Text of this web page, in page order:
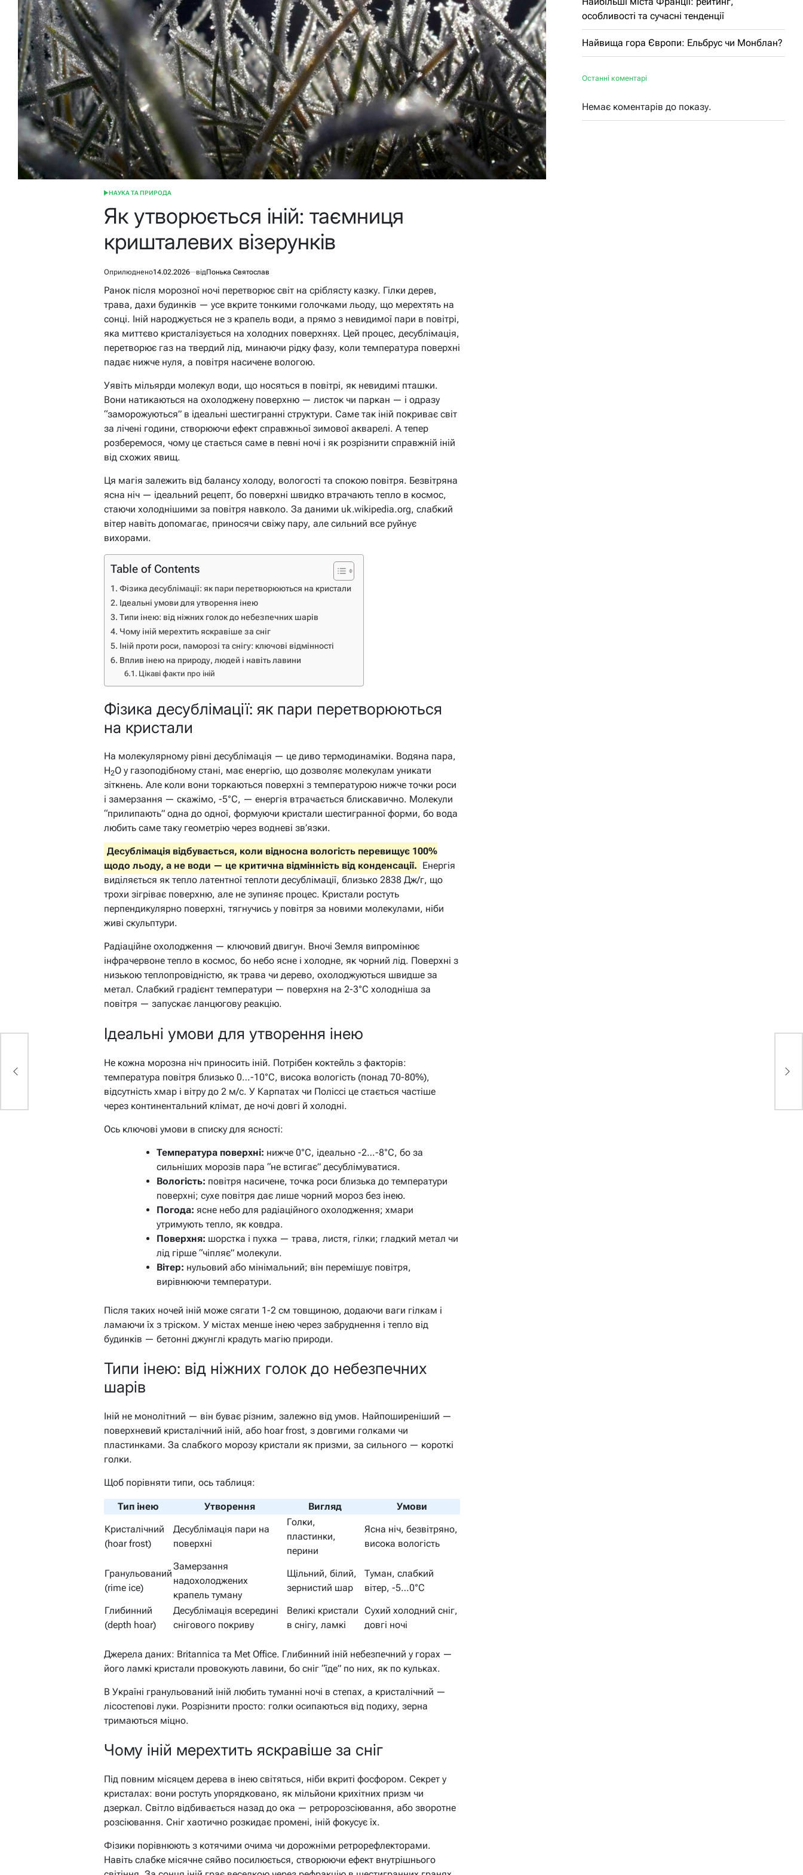
ОПУБЛІКУВАТИ
НАУКА ТА ПРИРОДА
Як утворюється іній: таємниця
кришталевих візерунків
Оприлюднено14.02.2026 відПонька Святослав
Ранок після морозної ночі перетворює світ на сріблясту казку. Гілки дерев,
трава, дахи будинків — усе вкрите тонкими голочками льоду, що мерехтять на
сонці. Іній народжується не з крапель води, а прямо з невидимої пари в повітрі,
яка миттєво кристалізується на холодних поверхнях. Цей процес, десублімація,
перетворює газ на твердий лід, минаючи рідку фазу, коли температура поверхні
падає нижче нуля, а повітря насичене вологою.
Уявіть мільярди молекул води, що носяться в повітрі, як невидимі пташки.
Вони натикаються на охолоджену поверхню — листок чи паркан — і одразу
“заморожуються” в ідеальні шестигранні структури. Саме так іній покриває світ
за лічені години, створюючи ефект справжньої зимової акварелі. А тепер
розберемося, чому це стається саме в певні ночі і як розрізнити справжній іній
від схожих явищ.
Ця магія залежить від балансу холоду, вологості та спокою повітря. Безвітряна
ясна ніч — ідеальний рецепт, бо поверхні швидко втрачають тепло в космос,
стаючи холоднішими за повітря навколо. За даними uk.wikipedia.org, слабкий
вітер навіть допомагає, приносячи свіжу пару, але сильний все руйнує
вихорами.
Table of Contents
Фізика десублімації: як пари перетворюються на кристали
Ідеальні умови для утворення інею
Типи інею: від ніжних голок до небезпечних шарів
Чому іній мерехтить яскравіше за сніг
Іній проти роси, паморозі та снігу: ключові відмінності
Вплив інею на природу, людей і навіть лавини
Цікаві факти про іній
Фізика десублімації: як пари перетворюються
на кристали
На молекулярному рівні десублімація — це диво термодинаміки. Водяна пара,
H2O у газоподібному стані, має енергію, що дозволяє молекулам уникати
зіткнень. Але коли вони торкаються поверхні з температурою нижче точки роси
і замерзання — скажімо, -5°C, — енергія втрачається блискавично. Молекули
“прилипають” одна до одної, формуючи кристали шестигранної форми, бо вода
любить саме таку геометрію через водневі зв’язки.
Десублімація відбувається, коли відносна вологість перевищує 100%
щодо льоду, а не води — це критична відмінність від конденсації. Енергія
виділяється як тепло латентної теплоти десублімації, близько 2838 Дж/г, що
трохи зігріває поверхню, але не зупиняє процес. Кристали ростуть
перпендикулярно поверхні, тягнучись у повітря за новими молекулами, ніби
живі скульптури.
Радіаційне охолодження — ключовий двигун. Вночі Земля випромінює
інфрачервоне тепло в космос, бо небо ясне і холодне, як чорний лід. Поверхні з
низькою теплопровідністю, як трава чи дерево, охолоджуються швидше за
метал. Слабкий градієнт температури — поверхня на 2-3°C холодніша за
повітря — запускає ланцюгову реакцію.
Ідеальні умови для утворення інею
Не кожна морозна ніч приносить іній. Потрібен коктейль з факторів:
температура повітря близько 0…-10°C, висока вологість (понад 70-80%),
відсутність хмар і вітру до 2 м/с. У Карпатах чи Поліссі це стається частіше
через континентальний клімат, де ночі довгі й холодні.
Ось ключові умови в списку для ясності:
Температура поверхні: нижче 0°C, ідеально -2…-8°C, бо за
сильніших морозів пара “не встигає” десублімуватися.
Вологість: повітря насичене, точка роси близька до температури
поверхні; сухе повітря дає лише чорний мороз без інею.
Погода: ясне небо для радіаційного охолодження; хмари
утримують тепло, як ковдра.
Поверхня: шорстка і пухка — трава, листя, гілки; гладкий метал чи
лід гірше “чіпляє” молекули.
Вітер: нульовий або мінімальний; він перемішує повітря,
вирівнюючи температури.
Після таких ночей іній може сягати 1-2 см товщиною, додаючи ваги гілкам і
ламаючи їх з тріском. У містах менше інею через забруднення і тепло від
будинків — бетонні джунглі крадуть магію природи.
Типи інею: від ніжних голок до небезпечних
шарів
Іній не монолітний — він буває різним, залежно від умов. Найпоширеніший —
поверхневий кристалічний іній, або hoar frost, з довгими голками чи
пластинками. За слабкого морозу кристали як призми, за сильного — короткі
голки.
Щоб порівняти типи, ось таблиця:
Тип інею Утворення Вигляд
Умови
Кристалічний
(hoar frost)
Десублімація пари на
поверхні
Голки,
пластинки,
перини
Ясна ніч, безвітряно,
висока вологість
Гранульований
(rime ice)
Замерзання
надохолоджених
крапель туману
Щільний, білий,
зернистий шар
Туман, слабкий
вітер, -5…0°C
Глибинний
(depth hoar)
Десублімація всередині
снігового покриву
Великі кристали
в снігу, ламкі
Сухий холодний сніг,
довгі ночі
Джерела даних: Britannica та Met Office. Глибинний іній небезпечний у горах —
його ламкі кристали провокують лавини, бо сніг “їде” по них, як по кульках.
В Україні гранульований іній любить туманні ночі в степах, а кристалічний —
лісостепові луки. Розрізнити просто: голки осипаються від подиху, зерна
тримаються міцно.
Чому іній мерехтить яскравіше за сніг
Під повним місяцем дерева в інею світяться, ніби вкриті фосфором. Секрет у
кристалах: вони ростуть упорядковано, як мільйони крихітних призм чи
дзеркал. Світло відбивається назад до ока — ретророзсіювання, або зворотне
розсіювання. Сніг хаотично розкидає промені, іній фокусує їх.
Фізики порівнюють з котячими очима чи дорожніми ретрорефлекторами.
Навіть слабке місячне сяйво посилюється, створюючи ефект внутрішнього
особливості та сучасні тенденції
Найвища гора Європи: Ельбрус чи Монблан?
Останні коментарі
Немає коментарів до показу.